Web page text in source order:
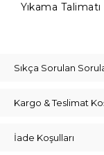
Yıkama Talimatı
Sıkça Sorulan
Kargo & Teslimat
İade Koşulları